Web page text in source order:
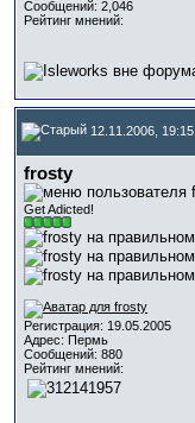
Сообщений: 2,046
Рейтинг мнений:
12.11.2006, 19:15
frosty
Get Adicted!
Регистрация: 19.05.2005
Адрес: Пермь
Сообщений: 880
Рейтинг мнений: